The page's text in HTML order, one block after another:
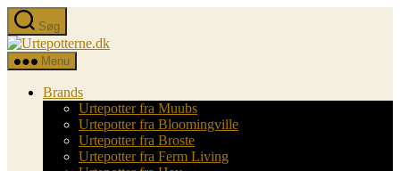
Spring
til
indholdet
Søg
Urtepotterne.dk
Menu
Brands
Urtepotter fra Muubs
Urtepotter fra Bloomingville
Urtepotter fra Broste
Urtepotter fra Ferm Living